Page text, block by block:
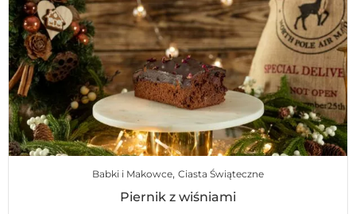
Babki i Makowce, Ciasta Świąteczne
Piernik z wiśniami